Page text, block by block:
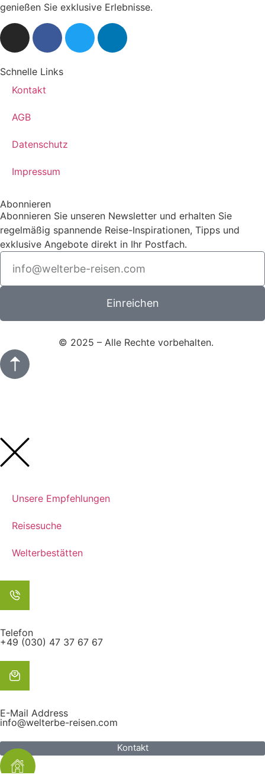
genießen Sie exklusive Erlebnisse.
Schnelle Links
Kontakt
AGB
Datenschutz
Impressum
Abonnieren
Abonnieren Sie unseren Newsletter und erhalten Sie
regelmäßig spannende Reise-Inspirationen, Tipps und
exklusive Angebote direkt in Ihr Postfach.
Einreichen
© 2025 – Alle Rechte vorbehalten.
Unsere Empfehlungen
Reisesuche
Welterbestätten
Telefon
+49 (030) 47 37 67 67
E-Mail Address
info@welterbe-reisen.com
Kontakt